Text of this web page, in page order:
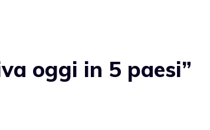
oggi in 5 paesi”